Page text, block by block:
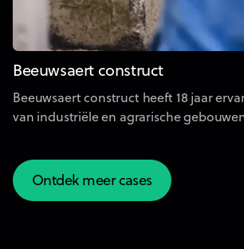
Beeuwsaert construct
Beeuwsaert construct heeft 18 jaar
van industriële en agrarische
Ontdek meer cases
Ontdek meer cases